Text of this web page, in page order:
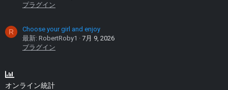
プラグイン
R
Choose your girl and enjoy
最新: RobertRoby1
7月 9, 2026
プラグイン
オンライン統計